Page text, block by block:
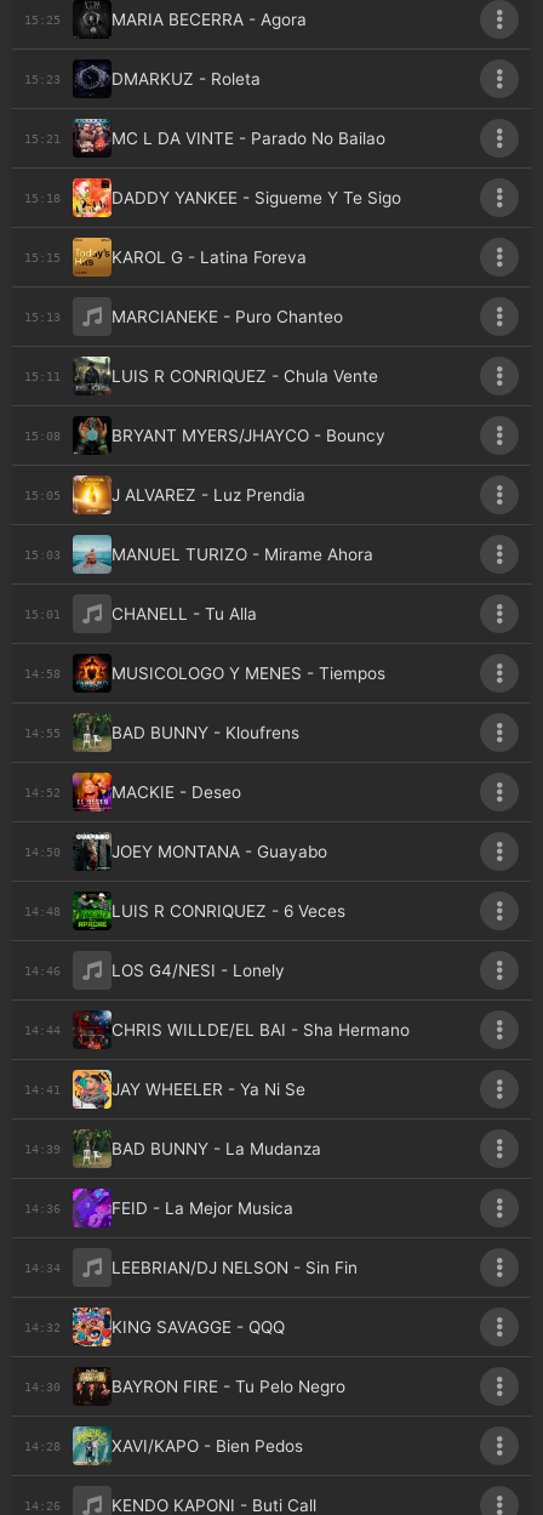
15:25 MARIA BECERRA - Agora
15:23 DMARKUZ - Roleta
15:21 MC L DA VINTE - Parado No Bailao
15:18 DADDY YANKEE - Sigueme Y Te Sigo
15:15 KAROL G - Latina Foreva
15:13 MARCIANEKE - Puro Chanteo
15:11 LUIS R CONRIQUEZ - Chula Vente
15:08 BRYANT MYERS/JHAYCO - Bouncy
15:05 J ALVAREZ - Luz Prendia
15:03 MANUEL TURIZO - Mirame Ahora
15:01 CHANELL - Tu Alla
14:58 MUSICOLOGO Y MENES - Tiempos
14:55 BAD BUNNY - Kloufrens
14:52 MACKIE - Deseo
14:50 JOEY MONTANA - Guayabo
14:48 LUIS R CONRIQUEZ - 6 Veces
14:46 LOS G4/NESI - Lonely
14:44 CHRIS WILLDE/EL BAI - Sha Hermano
14:41 JAY WHEELER - Ya Ni Se
14:39 BAD BUNNY - La Mudanza
14:36 FEID - La Mejor Musica
14:34 LEEBRIAN/DJ NELSON - Sin Fin
14:32 KING SAVAGGE - QQQ
14:30 BAYRON FIRE - Tu Pelo Negro
14:28 XAVI/KAPO - Bien Pedos
14:26 KENDO KAPONI - Buti Call